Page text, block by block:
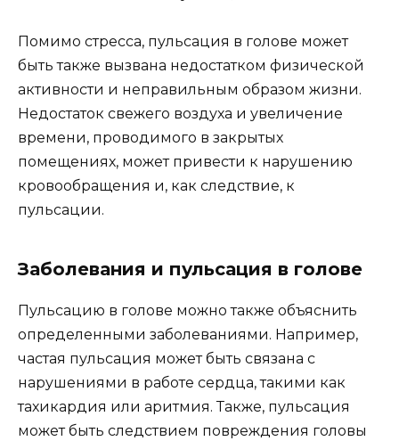
Помимо стресса, пульсация в голове может
быть также вызвана недостатком физической
активности и неправильным образом жизни.
Недостаток свежего воздуха и увеличение
времени, проводимого в закрытых
помещениях, может привести к нарушению
кровообращения и, как следствие, к
пульсации.
Заболевания и пульсация в голове
Пульсацию в голове можно также объяснить
определенными заболеваниями. Например,
частая пульсация может быть связана с
нарушениями в работе сердца, такими как
тахикардия или аритмия. Также, пульсация
может быть следствием повреждения головы